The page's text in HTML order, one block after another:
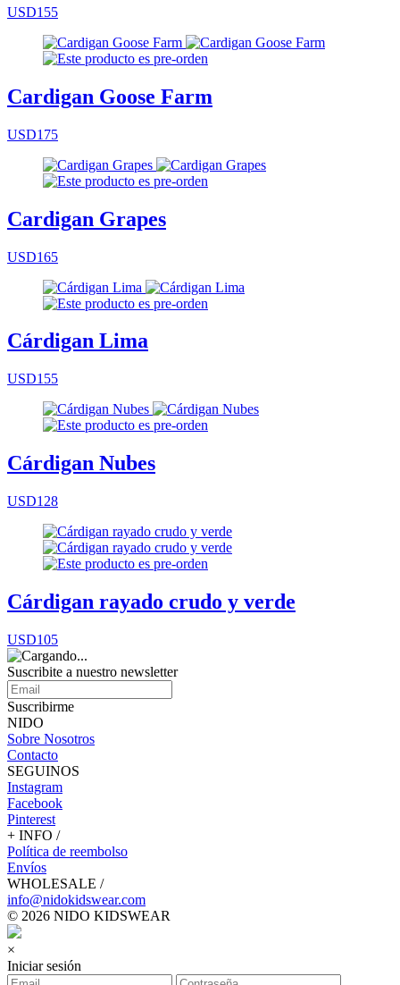
USD155
Cardigan Goose Farm
USD175
Cardigan Grapes
USD165
Cárdigan Lima
USD155
Cárdigan Nubes
USD128
Cárdigan rayado crudo y verde
USD105
Suscribite a nuestro newsletter
Suscribirme
NIDO
Sobre Nosotros
Contacto
SEGUINOS
Instagram
Facebook
Pinterest
+ INFO /
Política de reembolso
Envíos
WHOLESALE /
info@nidokidswear.com
© 2026 NIDO KIDSWEAR
×
Iniciar sesión